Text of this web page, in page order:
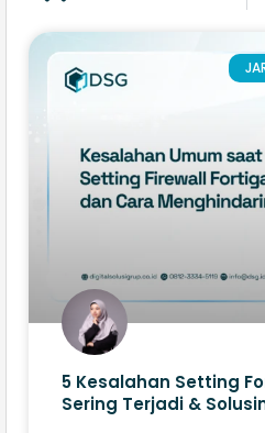
5 Kesalahan Setting
Sering Terjadi &